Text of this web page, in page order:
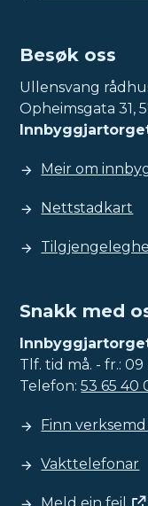
Besøk oss
Ullensvang
Opheimsgata 31,
Meir om
Nettstadkart
Snakk med
Tlf. tid må. - fr.: 09
Telefon:53 65 40
Finn
Vakttelefonar